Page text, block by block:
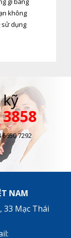
không
sử dụng
7292
NAM
33 Mạc Thái